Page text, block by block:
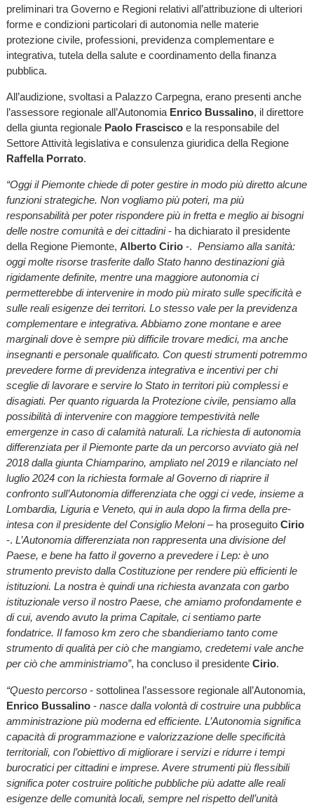
preliminari tra Governo e Regioni relativi all’attribuzione di ulteriori
forme e condizioni particolari di autonomia nelle materie
protezione civile, professioni, previdenza complementare e
integrativa, tutela della salute e coordinamento della finanza
pubblica.
All’audizione, svoltasi a Palazzo Carpegna, erano presenti anche
l’assessore regionale all’Autonomia Enrico Bussalino, il direttore
della giunta regionale Paolo Frasciscoe la responsabile del
Settore Attività legislativa e consulenza giuridica della Regione
Raffella Porrato.
“Oggi il Piemonte chiede di poter gestire in modo più diretto alcune
funzioni strategiche. Non vogliamo più poteri, ma più
responsabilità per poter rispondere più in fretta e meglio ai bisogni
delle nostre comunità e dei cittadini- ha dichiarato il presidente
della Regione Piemonte, Alberto Cirio-. Pensiamo alla sanità:
oggi molte risorse trasferite dallo Stato hanno destinazioni già
rigidamente definite, mentre una maggiore autonomia ci
permetterebbe di intervenire in modo più mirato sulle specificità e
sulle reali esigenze dei territori. Lo stesso vale per la previdenza
complementare e integrativa. Abbiamo zone montane e aree
marginali dove è sempre più difficile trovare medici, ma anche
insegnanti e personale qualificato. Con questi strumenti potremmo
prevedere forme di previdenza integrativa e incentivi per chi
sceglie di lavorare e servire lo Stato in territori più complessi e
disagiati. Per quanto riguarda la Protezione civile, pensiamo alla
possibilità di intervenire con maggiore tempestività nelle
emergenze in caso di calamità naturali. La richiesta di autonomia
differenziata per il Piemonte parte da un percorso avviato già nel
2018 dalla giunta Chiamparino, ampliato nel 2019 e rilanciato nel
luglio 2024 con la richiesta formale al Governo di riaprire il
confronto sull’Autonomia differenziata che oggi ci vede, insieme a
Lombardia, Liguria e Veneto, qui in aula dopo la firma della pre-
intesa con il presidente del Consiglio Meloni– ha proseguito Cirio
-. L’Autonomia differenziata non rappresenta una divisione del
Paese, e bene ha fatto il governo a prevedere i Lep: è uno
strumento previsto dalla Costituzione per rendere più efficienti le
istituzioni. La nostra è quindi una richiesta avanzata con garbo
istituzionale verso il nostro Paese, che amiamo profondamente e
di cui, avendo avuto la prima Capitale, ci sentiamo parte
fondatrice. Il famoso km zero che sbandieriamo tanto come
strumento di qualità per ciò che mangiamo, credetemi vale anche
per ciò che amministriamo”, ha concluso il presidente Cirio.
“Questo percorso- sottolinea l’assessore regionale all’Autonomia,
Enrico Bussalino- nasce dalla volontà di costruire una pubblica
amministrazione più moderna ed efficiente. L’Autonomia significa
capacità di programmazione e valorizzazione delle specificità
territoriali, con l’obiettivo di migliorare i servizi e ridurre i tempi
burocratici per cittadini e imprese. Avere strumenti più flessibili
significa poter costruire politiche pubbliche più adatte alle reali
esigenze delle comunità locali, sempre nel rispetto dell’unità